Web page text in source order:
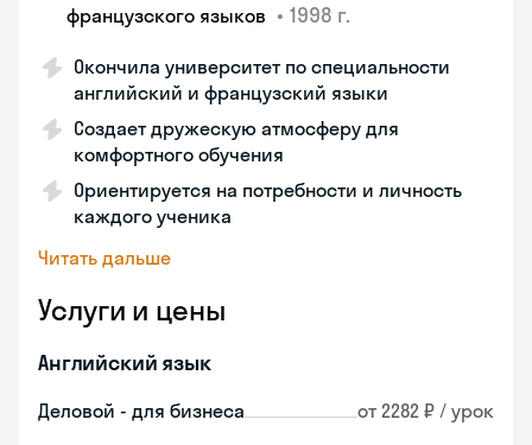
французского языков • 1998 г.
Окончила университет по специальности
английский и французский языки
Создает дружескую атмосферу для
комфортного обучения
Ориентируется на потребности и личность
каждого ученика
Читать дальше
Услуги и цены
Английский язык
Деловой - для бизнеса от 2282 ₽ / урок